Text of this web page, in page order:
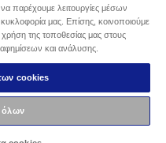
τα δεδομένα σας
με τα cookie
προσβασιμότητα
© 2026 Seiko Epson
να παρέχουμε λειτουργίες μέσων
μας. Επίσης, κοινοποιούμε
της τοποθεσίας μας στους
και ανάλυσης.
cookies
όλων